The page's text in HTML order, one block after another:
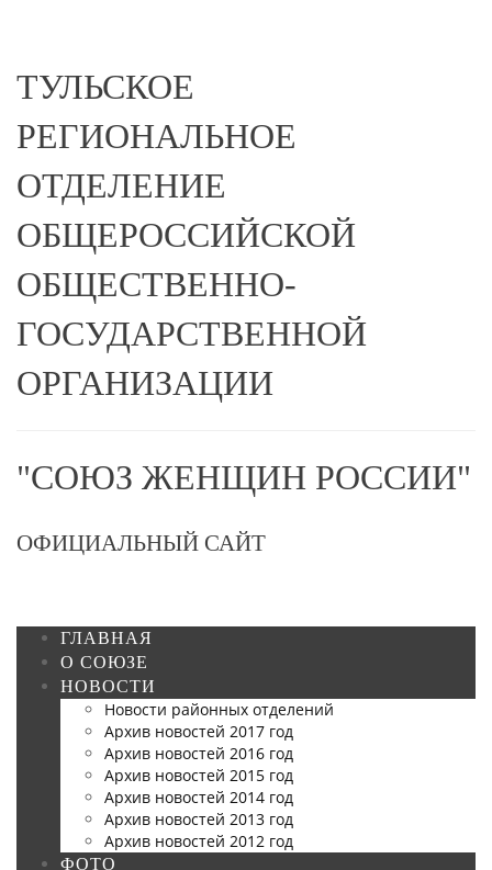
ТУЛЬСКОЕ
РЕГИОНАЛЬНОЕ
ОТДЕЛЕНИЕ
ОБЩЕРОССИЙСКОЙ
ОБЩЕСТВЕННО-
ГОСУДАРСТВЕННОЙ
ОРГАНИЗАЦИИ
"СОЮЗ ЖЕНЩИН РОССИИ"
ОФИЦИАЛЬНЫЙ САЙТ
ГЛАВНАЯ
О СОЮЗЕ
НОВОСТИ
Новости районных отделений
Архив новостей 2017 год
Архив новостей 2016 год
Архив новостей 2015 год
Архив новостей 2014 год
Архив новостей 2013 год
Архив новостей 2012 год
ФОТО